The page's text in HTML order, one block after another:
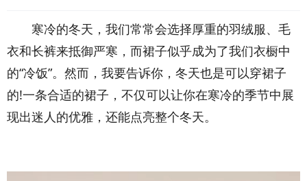
寒冷的冬天，我们常常会选择厚重的羽绒服、毛
衣和长裤来抵御严寒，而裙子似乎成为了我们衣橱中
的“冷饭”。然而，我要告诉你，冬天也是可以穿裙子
的!一条合适的裙子，不仅可以让你在寒冷的季节中展
现出迷人的优雅，还能点亮整个冬天。